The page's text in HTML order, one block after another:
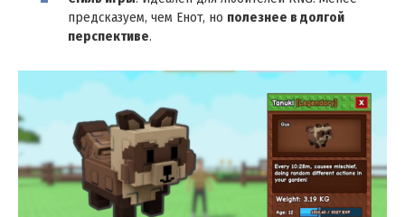
предсказуем, чем Енот, но полезнее в долгой
перспективе.